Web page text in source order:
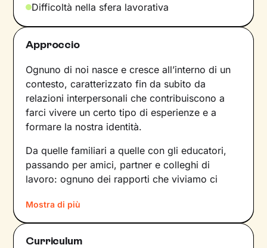
Difficoltà nella sfera lavorativa
Approccio
Ognuno di noi nasce e cresce all’interno di un
contesto, caratterizzato fin da subito da
relazioni interpersonali che contribuiscono a
farci vivere un certo tipo di esperienze e a
formare la nostra identità.
Da quelle familiari a quelle con gli educatori,
passando per amici, partner e colleghi di
lavoro: ognuno dei rapporti che viviamo ci
dinamiche che abbiamo sperimentato fino a
quel momento. Anche le emozioni che
proviamo e i pensieri che concepiamo sono
Mostra di più
Curriculum